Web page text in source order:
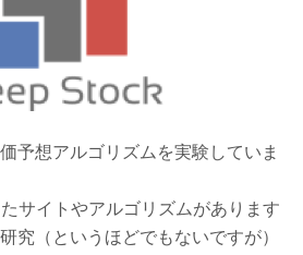
予想アルゴリズムを実験していま
サイトやアルゴリズムがあります
究（というほどでもないですが）